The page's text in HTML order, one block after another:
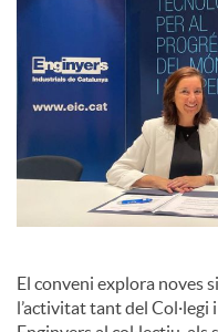
El conveni explora noves
l’activitat tant del Col·legi